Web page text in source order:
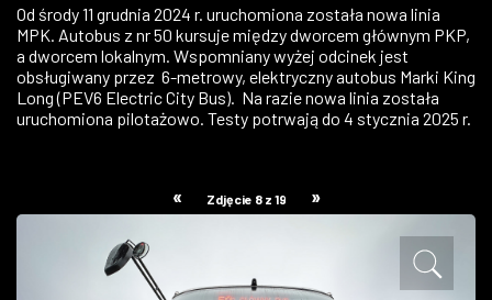
ZDJĘCIA
W RZESZOWIE
Od środy 11 grudnia 2024 r. uruchomiona została nowa linia
MPK. Autobus z nr 50 kursuje między dworcem głównym PKP,
a dworcem lokalnym. Wspomniany wyżej odcinek jest
obsługiwany przez 6-metrowy, elektryczny autobus Marki King
Long (PEV6 Electric City Bus). Na razie nowa linia została
uruchomiona pilotażowo. Testy potrwają do 4 stycznia 2025 r.
« Zdjęcie 8 z 19 »